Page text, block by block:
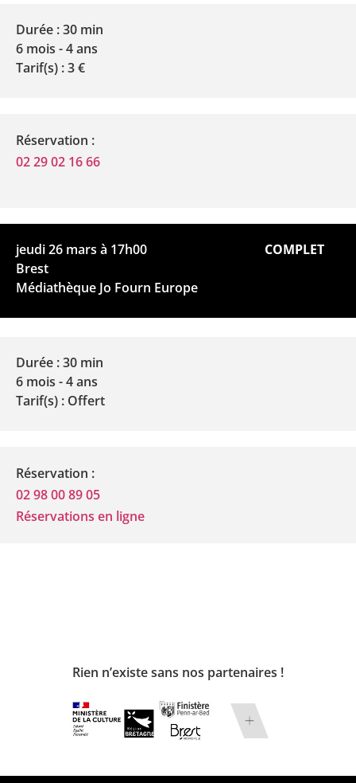
Durée : 30 min
6 mois - 4 ans
Tarif(s) : 3 €
Réservation :
02 29 02 16 66
jeudi 26 mars à 17h00
COMPLET
Brest
Médiathèque Jo Fourn Europe
Durée : 30 min
6 mois - 4 ans
Tarif(s) : Offert
Réservation :
02 98 00 89 05
Réservations en ligne
Rien n’existe sans nos partenaires !